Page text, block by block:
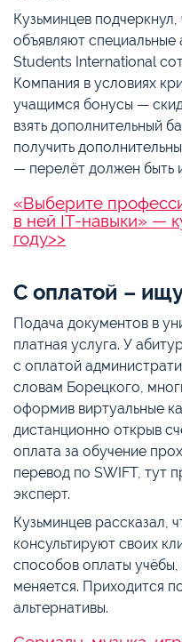
Кузьминцев
объявляют специальные
Students International
Компания в условиях
учащимся бонусы —
взять дополнительный
получить
— перелёт должен быть
«Выберите
в ней IT-навыки» —
году>>
С оплатой –
Подача документов в
платная услуга. У
с оплатой
словам Борецкого,
оформив виртуальные
дистанционно открыв
оплата за обучение
перевод по SWIFT, тут
эксперт.
Кузьминцев рассказал,
консультируют своих
способов оплаты
меняется. Приходится
альтернативы.